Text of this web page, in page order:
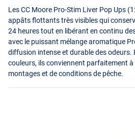
Les CC Moore Pro-Stim Liver Pop Ups
appâts flottants très visibles qui
24 heures tout en libérant en continu
avec le puissant mélange aromatique
diffusion intense et durable des odeurs.
couleurs, ils conviennent parfaitement
montages et de conditions de pêche.